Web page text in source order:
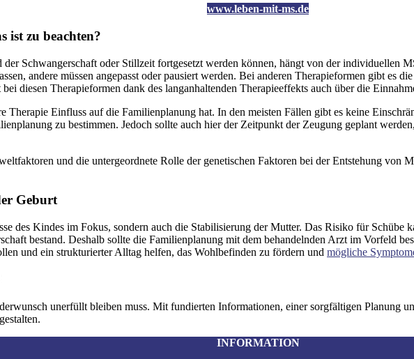
www.leben-mit-ms.de
ist zu beachten?
der Schwangerschaft oder Stillzeit fortgesetzt werden können, hängt von der individuellen
andere müssen angepasst oder pausiert werden. Bei anderen Therapieformen gibt es
diesen Therapieformen dank des langanhaltenden Therapieeffekts auch über die
Therapie Einfluss auf die Familienplanung hat. In den meisten Fällen gibt es keine
zu bestimmen. Jedoch sollte auch hier der Zeitpunkt der Zeugung geplant
und die untergeordnete Rolle der genetischen Faktoren bei der Entstehung von
Geburt
des Kindes im Fokus, sondern auch die Stabilisierung der Mutter. Das Risiko für Schübe
bestand. Deshalb sollte die Familienplanung mit dem behandelnden Arzt im Vorfeld
und ein strukturierter Alltag helfen, das Wohlbefinden zu fördern und mögliche
unerfüllt bleiben muss. Mit fundierten Informationen, einer sorgfältigen Planung
INFORMATION